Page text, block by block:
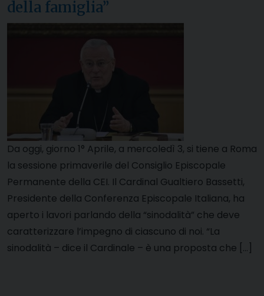
della famiglia”
Da oggi, giorno 1° Aprile, a mercoledì 3, si tiene a Roma
la sessione primaverile del Consiglio Episcopale
Permanente della CEI. Il Cardinal Gualtiero Bassetti,
Presidente della Conferenza Episcopale Italiana, ha
aperto i lavori parlando della “sinodalità” che deve
caratterizzare l’impegno di ciascuno di noi. “La
sinodalità – dice il Cardinale – è una proposta che […]